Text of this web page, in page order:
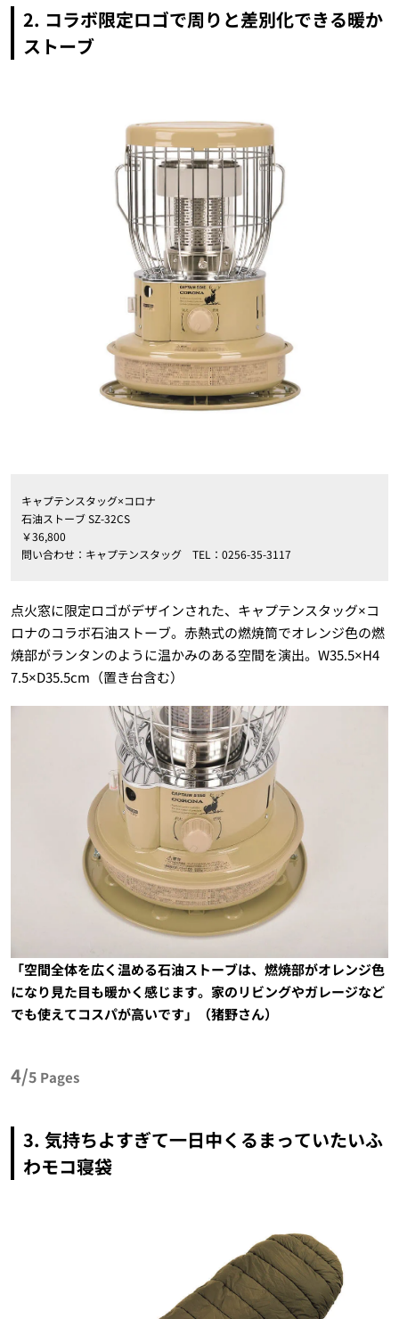
2. コラボ限定ロゴで周りと差別化できる暖か
ストーブ
キャプテンスタッグ×コロナ
石油ストーブ SZ-32CS
￥36,800
問い合わせ：キャプテンスタッグ TEL：0256-35-3117
点火窓に限定ロゴがデザインされた、キャプテンスタッグ×コ
ロナのコラボ石油ストーブ。赤熱式の燃焼筒でオレンジ色の燃
焼部がランタンのように温かみのある空間を演出。W35.5×H4
7.5×D35.5cm（置き台含む）
「空間全体を広く温める石油ストーブは、燃焼部がオレンジ色
になり見た目も暖かく感じます。家のリビングやガレージなど
でも使えてコスパが高いです」（猪野さん）
4/5 Pages
3. 気持ちよすぎて一日中くるまっていたいふ
わモコ寝袋